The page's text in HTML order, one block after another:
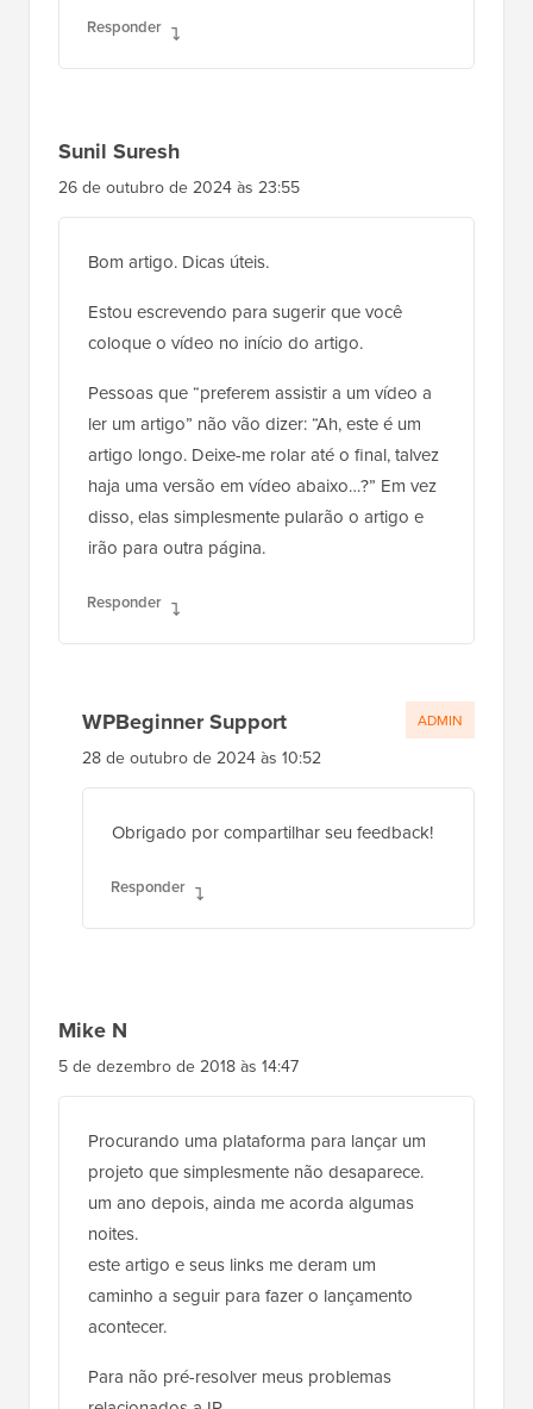
Responder
Sunil Suresh
26 de outubro de 2024 às 23:55
Bom artigo. Dicas úteis.
Estou escrevendo para sugerir que você
coloque o vídeo no início do artigo.
Pessoas que “preferem assistir a um vídeo a
ler um artigo” não vão dizer: “Ah, este é um
artigo longo. Deixe-me rolar até o final, talvez
haja uma versão em vídeo abaixo…?” Em vez
disso, elas simplesmente pularão o artigo e
irão para outra página.
Responder
WPBeginner Support
28 de outubro de 2024 às 10:52
Obrigado por compartilhar seu feedback!
Responder
ADMIN
Mike N
5 de dezembro de 2018 às 14:47
Procurando uma plataforma para lançar um
projeto que simplesmente não desaparece.
um ano depois, ainda me acorda algumas
noites.
este artigo e seus links me deram um
caminho a seguir para fazer o lançamento
acontecer.
Para não pré-resolver meus problemas